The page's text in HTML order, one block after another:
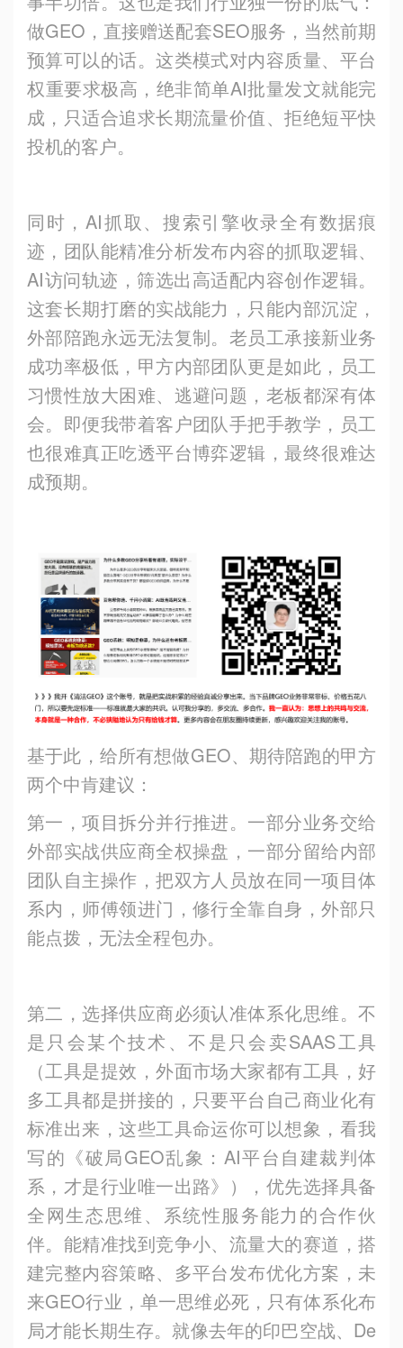
做GEO，直接赠送配套SEO服务，当然前期
预算可以的话。这类模式对内容质量、平台
权重要求极高，绝非简单AI批量发文就能完
成，只适合追求长期流量价值、拒绝短平快
投机的客户。
同时，AI抓取、搜索引擎收录全有数据痕
迹，团队能精准分析发布内容的抓取逻辑、
AI访问轨迹，筛选出高适配内容创作逻辑。
这套长期打磨的实战能力，只能内部沉淀，
外部陪跑永远无法复制。老员工承接新业务
成功率极低，甲方内部团队更是如此，员工
习惯性放大困难、逃避问题，老板都深有体
会。即便我带着客户团队手把手教学，员工
也很难真正吃透平台博弈逻辑，最终很难达
成预期。
基于此，给所有想做GEO、期待陪跑的甲方
两个中肯建议：
第一，项目拆分并行推进。一部分业务交给
外部实战供应商全权操盘，一部分留给内部
团队自主操作，把双方人员放在同一项目体
系内，师傅领进门，修行全靠自身，外部只
能点拨，无法全程包办。
第二，选择供应商必须认准体系化思维。不
是只会某个技术、不是只会卖SAAS工具
（工具是提效，外面市场大家都有工具，好
多工具都是拼接的，只要平台自己商业化有
标准出来，这些工具命运你可以想象，看我
写的《破局GEO乱象：AI平台自建裁判体
系，才是行业唯一出路》），优先选择具备
全网生态思维、系统性服务能力的合作伙
伴。能精准找到竞争小、流量大的赛道，搭
建完整内容策略、多平台发布优化方案，未
来GEO行业，单一思维必死，只有体系化布
局才能长期生存。就像去年的印巴空战、De